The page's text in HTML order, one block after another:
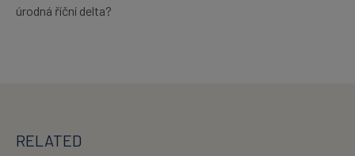
úrodná říční delta?
RELATED